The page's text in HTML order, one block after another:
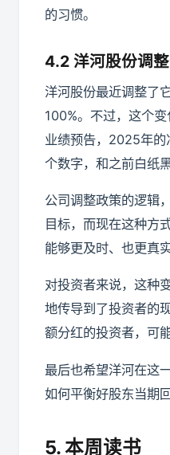
的习惯。
4.2 洋河股份调
洋河股份最近调整了
100%。不过，这个
业绩预告，2025年的
个数字，和之前白纸
公司调整政策的逻辑
目标，而现在这种方
能够更及时、也更真
对投资者来说，这种
地传导到了投资者的
额分红的投资者，可
最后也希望洋河在这
如何平衡好股东当期
5. 本周读书